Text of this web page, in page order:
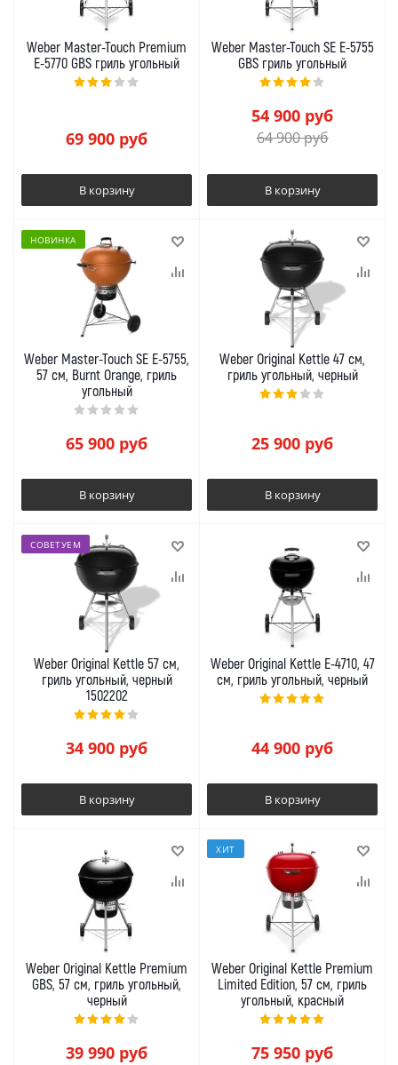
Weber Master-Touch Premium
E-5770 GBS гриль угольный
69 900 руб
В корзину
Weber Master-Touch SE E-5755
GBS гриль угольный
54 900 руб
64 900руб
В корзину
НОВИНКА
Weber Master-Touch SE E-5755,
57 см, Burnt Orange, гриль
угольный
65 900 руб
В корзину
Weber Original Kettle 47 см,
гриль угольный, черный
25 900 руб
В корзину
СОВЕТУЕМ
Weber Original Kettle 57 см,
гриль угольный, черный
1502202
34 900 руб
В корзину
Weber Original Kettle E-4710, 47
см, гриль угольный, черный
44 900 руб
В корзину
Weber Original Kettle Premium
GBS, 57 см, гриль угольный,
черный
39 990 руб
ХИТ
Weber Original Kettle Premium
Limited Edition, 57 см, гриль
угольный, красный
75 950 руб